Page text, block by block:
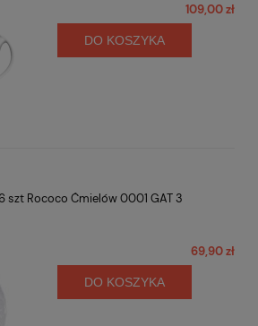
109,00 zł
DO KOSZYKA
szt Rococo Ćmielów 0001 GAT 3
69,90 zł
DO KOSZYKA